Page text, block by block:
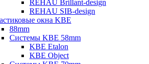
REHAU Brillant-design
REHAU SIB-design
окна KBE
88mm
Системы KBE 58mm
KBE Etalon
KBE Object